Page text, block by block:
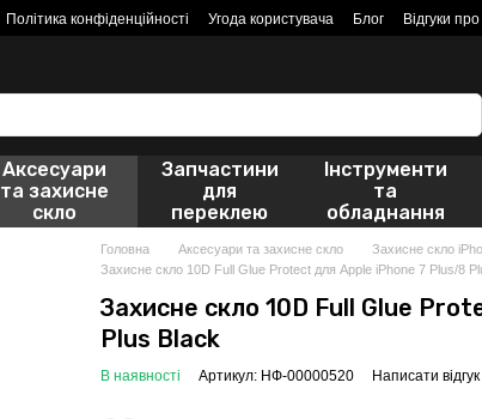
Політика конфіденційності Угода користувача Блог Відгуки
Аксесуари
та захисне
скло
Запчастини
для
переклею
Інструменти
та
обладнання
Головна Аксесуари та захисне скло
Захисне скло
Захисне скло 10D Full Glue Protect для Apple iPhone 7 Plus/8
Захисне скло 10D Full Glue
Plus Black
В наявності Артикул: НФ-00000520 Написати відгук